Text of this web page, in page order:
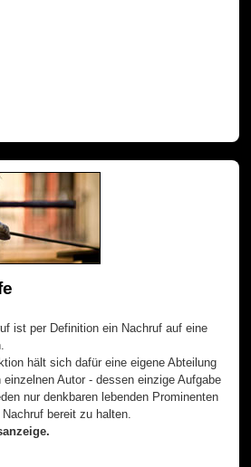
ist per Definition ein Nachruf auf eine
hält sich dafür eine eigene Abteilung
einzelnen Autor - dessen einzige Aufgabe
nur denkbaren lebenden Prominenten
bereit zu halten.